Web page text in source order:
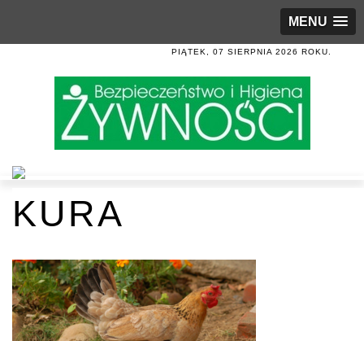
MENU
PIĄTEK, 07 SIERPNIA 2026 ROKU.
KURA